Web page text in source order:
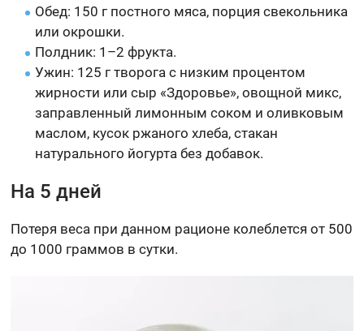
Обед: 150 г постного мяса, порция свекольника
или окрошки.
Полдник: 1–2 фрукта.
Ужин: 125 г творога с низким процентом
жирности или сыр «Здоровье», овощной микс,
заправленный лимонным соком и оливковым
маслом, кусок ржаного хлеба, стакан
натурального йогурта без добавок.
На 5 дней
Потеря веса при данном рационе колеблется от 500
до 1000 граммов в сутки.